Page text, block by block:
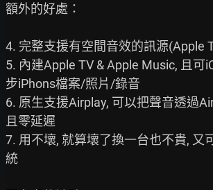
額外的好處：
4. 完整支援有空間音效的訊源(Apple
5. 內建Apple TV & Apple Music, 且可
步iPhons檔案/照片/錄音
6. 原生支援Airplay, 可以把聲音透過
且零延遲
7. 用不壞, 就算壞了換一台也不貴, 又
統